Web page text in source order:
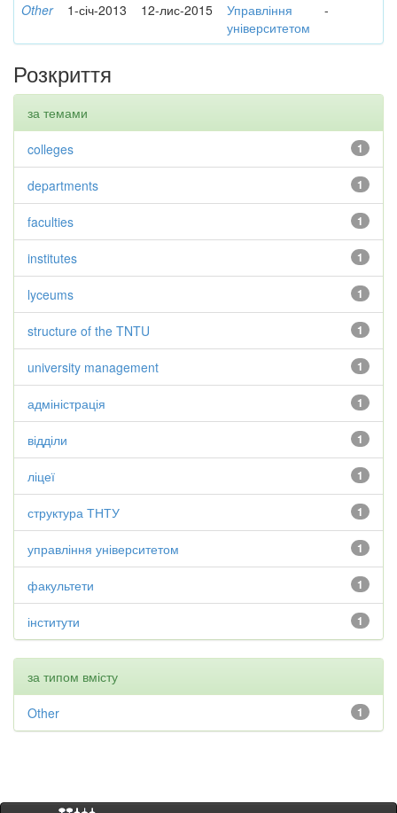
Other 1-січ-2013 12-лис-2015
Управління
університетом
-
Розкриття
за темами
1
colleges
1
departments
1
faculties
1
institutes
1
lyceums
1
structure of the TNTU
1
university management
1
адміністрація
1
відділи
1
ліцеї
1
структура ТНТУ
1
управління університетом
1
факультети
1
інститути
за типом вмісту
1
Other